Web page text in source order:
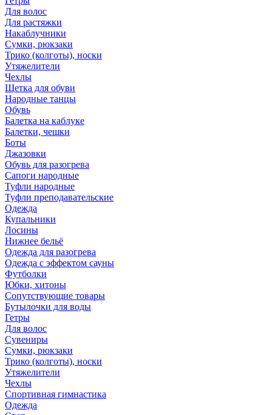
Для волос
Для растяжки
Накаблучники
Сумки, рюкзаки
Трико (колготы), носки
Утяжелители
Чехлы
Щетка для обуви
Народные танцы
Обувь
Балетка на каблуке
Балетки, чешки
Боты
Джазовки
Обувь для разогрева
Сапоги народные
Туфли народные
Туфли преподавательские
Одежда
Купальники
Лосины
Нижнее бельё
Одежда для разогрева
Одежда с эффектом сауны
Футболки
Юбки, хитоны
Сопутствующие товары
Бутылочки для воды
Гетры
Для волос
Сувениры
Сумки, рюкзаки
Трико (колготы), носки
Утяжелители
Чехлы
Спортивная гимнастика
Одежда